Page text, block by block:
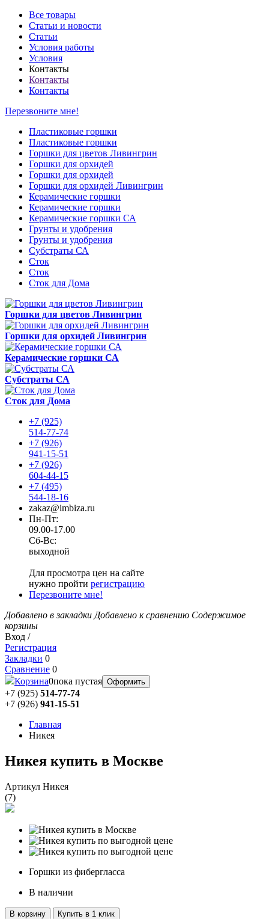
Все товары
Статьи и новости
Статьи
Условия работы
Условия
Контакты
Контакты
Контакты
Перезвоните мне!
Пластиковые горшки
Пластиковые горшки
Горшки для цветов Ливингрин
Горшки для орхидей
Горшки для орхидей
Горшки для орхидей Ливингрин
Керамические горшки
Керамические горшки
Керамические горшки СА
Грунты и удобрения
Грунты и удобрения
Субстраты СА
Сток
Сток
Сток для Дома
Горшки для цветов Ливингрин
Горшки для орхидей Ливингрин
Керамические горшки СА
Субстраты СА
Сток для Дома
+7 (925)
514-77-74
+7 (926)
941-15-51
+7 (926)
604-44-15
+7 (495)
544-18-16
zakaz@imbiza.ru
Пн-Пт:
09.00-17.00
Сб-Вс:
выходной
Для просмотра цен на сайте
нужно пройти регистрацию
Перезвоните мне!
Добавлено в закладки Добавлено к сравнению Содержимое
корзины
Вход /
Регистрация
Закладки 0
Сравнение 0
Корзина0пока пустая Оформить
+7 (925) 514-77-74
+7 (926) 941-15-51
Главная
Никея
Никея купить в Москве
Артикул Никея
(7)
Горшки из фибергласса
В наличии
В корзину Купить в 1 клик